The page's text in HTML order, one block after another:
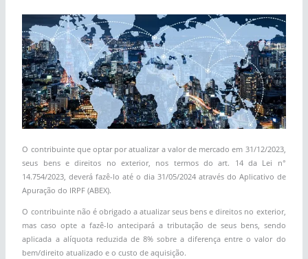
O contribuinte que optar por atualizar a valor de mercado em 31/12/2023,
seus bens e direitos no exterior, nos termos do art. 14 da Lei n°
14.754/2023, deverá fazê-lo até o dia 31/05/2024 através do Aplicativo de
Apuração do IRPF (ABEX).
O contribuinte não é obrigado a atualizar seus bens e direitos no exterior,
mas caso opte a fazê-lo antecipará a tributação de seus bens, sendo
aplicada a alíquota reduzida de 8% sobre a diferença entre o valor do
bem/direito atualizado e o custo de aquisição.